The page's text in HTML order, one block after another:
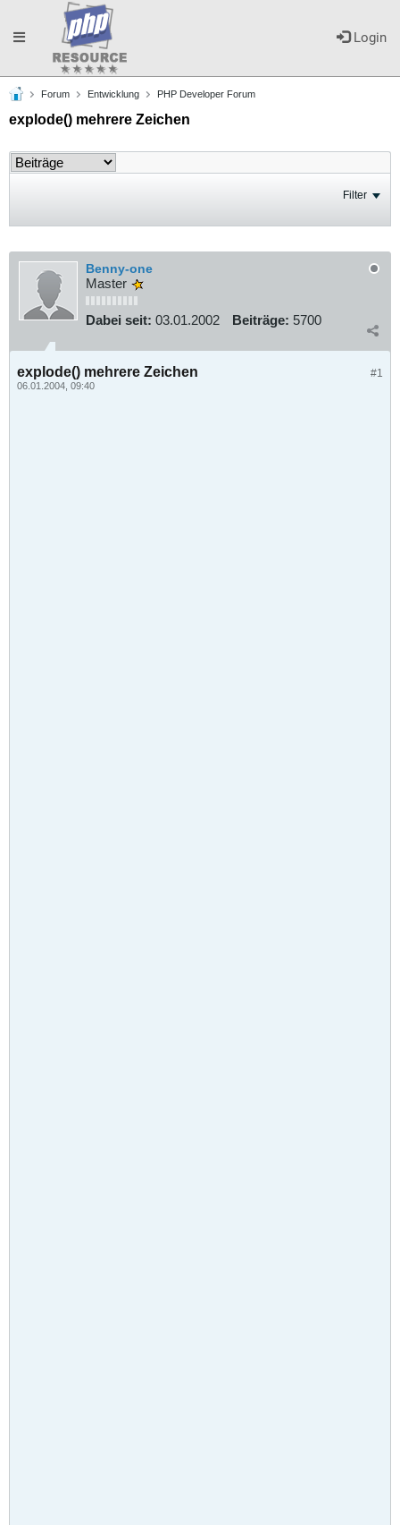
Login
Toggle
navigation
Forum Entwicklung PHP Developer Forum
explode() mehrere Zeichen
Filter
Benny-one
Master
Dabei seit: 03.01.2002 Beiträge: 5700
#1
explode() mehrere Zeichen
06.01.2004, 09:40